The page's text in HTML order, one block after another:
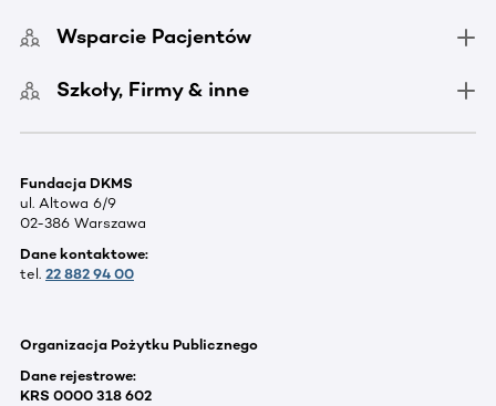
Wsparcie Pacjentów
Szkoły, Firmy & inne
Fundacja DKMS
ul. Altowa 6/9
02-386 Warszawa
Dane kontaktowe:
tel. 22 882 94 00
Organizacja Pożytku Publicznego
Dane rejestrowe:
KRS 0000 318 602